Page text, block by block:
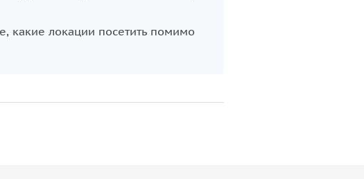
какие локации посетить помимо